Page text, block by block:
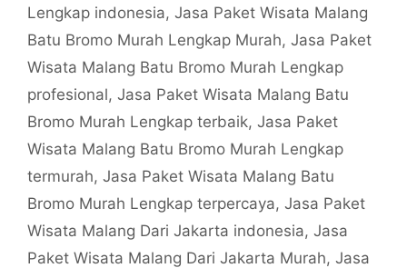
Lengkap indonesia, Jasa Paket Wisata Malang
Batu Bromo Murah Lengkap Murah, Jasa Paket
Wisata Malang Batu Bromo Murah Lengkap
profesional, Jasa Paket Wisata Malang Batu
Bromo Murah Lengkap terbaik, Jasa Paket
Wisata Malang Batu Bromo Murah Lengkap
termurah, Jasa Paket Wisata Malang Batu
Bromo Murah Lengkap terpercaya, Jasa Paket
Wisata Malang Dari Jakarta indonesia, Jasa
Paket Wisata Malang Dari Jakarta Murah, Jasa